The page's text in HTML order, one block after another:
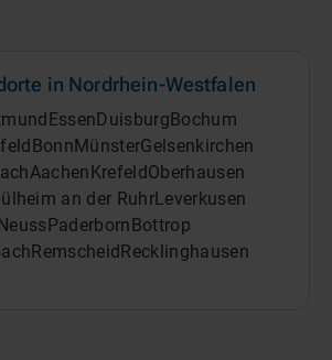
in Nordrhein-Westfalen
Essen Duisburg Bochum
Bonn MünsterGelsenkirchen
Aachen Krefeld Oberhausen
an der RuhrLeverkusen
Neuss Paderborn Bottrop
Remscheid Recklinghausen